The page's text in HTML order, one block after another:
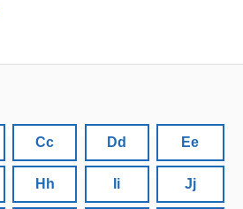
Cc Dd Ee
Hh Ii Jj